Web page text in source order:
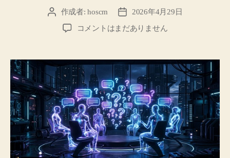
投
作成者:hoscm
投
稿
日
2026年4月29日
AI
分
の
失
敗
を
「恥
部」
と
呼
コメントはまだありません